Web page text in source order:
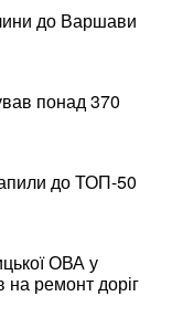
до Варшави
понад 370
до ТОП-50
ОВА у
на ремонт доріг